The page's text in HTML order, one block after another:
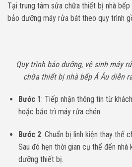
Tại trung tâm sửa chữa thiết bị nhà
bảo dưỡng máy rửa bát theo quy trình
Quy trình bảo dưỡng, vệ sinh máy
chữa thiết bị nhà bếp Á Âu diễn
Bước 1: Tiếp nhận thông tin từ
hoặc bảo trì máy rửa chén.
Bước 2: Chuẩn bị linh kiện thay thế
Sau đó hẹn thời gian cụ thể đến nhà
dưỡng thiết bị.